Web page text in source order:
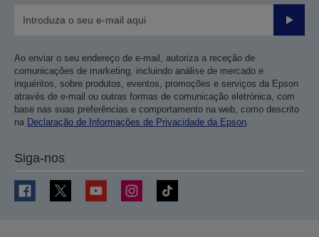
Enviar
Ao enviar o seu endereço de e-mail, autoriza a receção de
comunicações de marketing, incluindo análise de mercado e
inquéritos, sobre produtos, eventos, promoções e serviços da Epson
através de e-mail ou outras formas de comunicação eletrónica, com
base nas suas preferências e comportamento na web, como descrito
na Declaração de Informações de Privacidade da Epson.
Siga-nos